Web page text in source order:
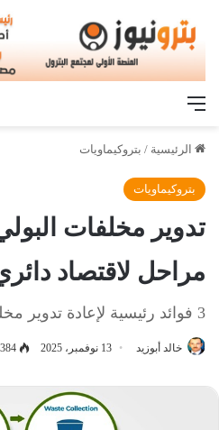
القائمة
الرئيسية / بتروكيماويات
بتروكيماويات
مراحل لاقتصاد
3 فوائد رئيسية لإعادة تدوير مخلفات البولي إيثيلين
خالد أبوزيد 13 نوفمبر، 2025 384